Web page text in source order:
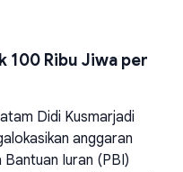
100 Ribu Jiwa per
Didi Kusmarjadi
anggaran
Iuran (PBI)